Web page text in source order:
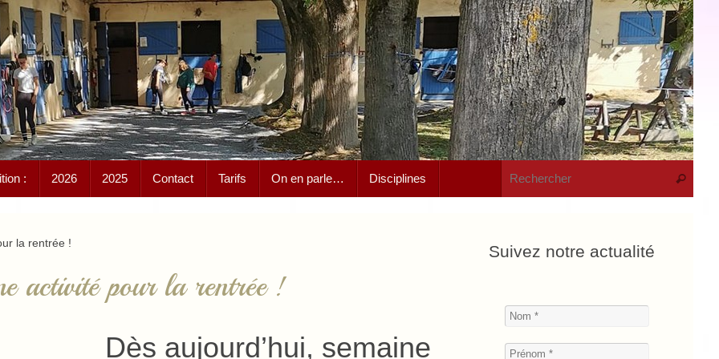
: 2026 2025 Contact Tarifs On en parle… Disciplines
la rentrée !
activité pour la rentrée !
Dès aujourd’hui, semaine
Suivez notre actualité